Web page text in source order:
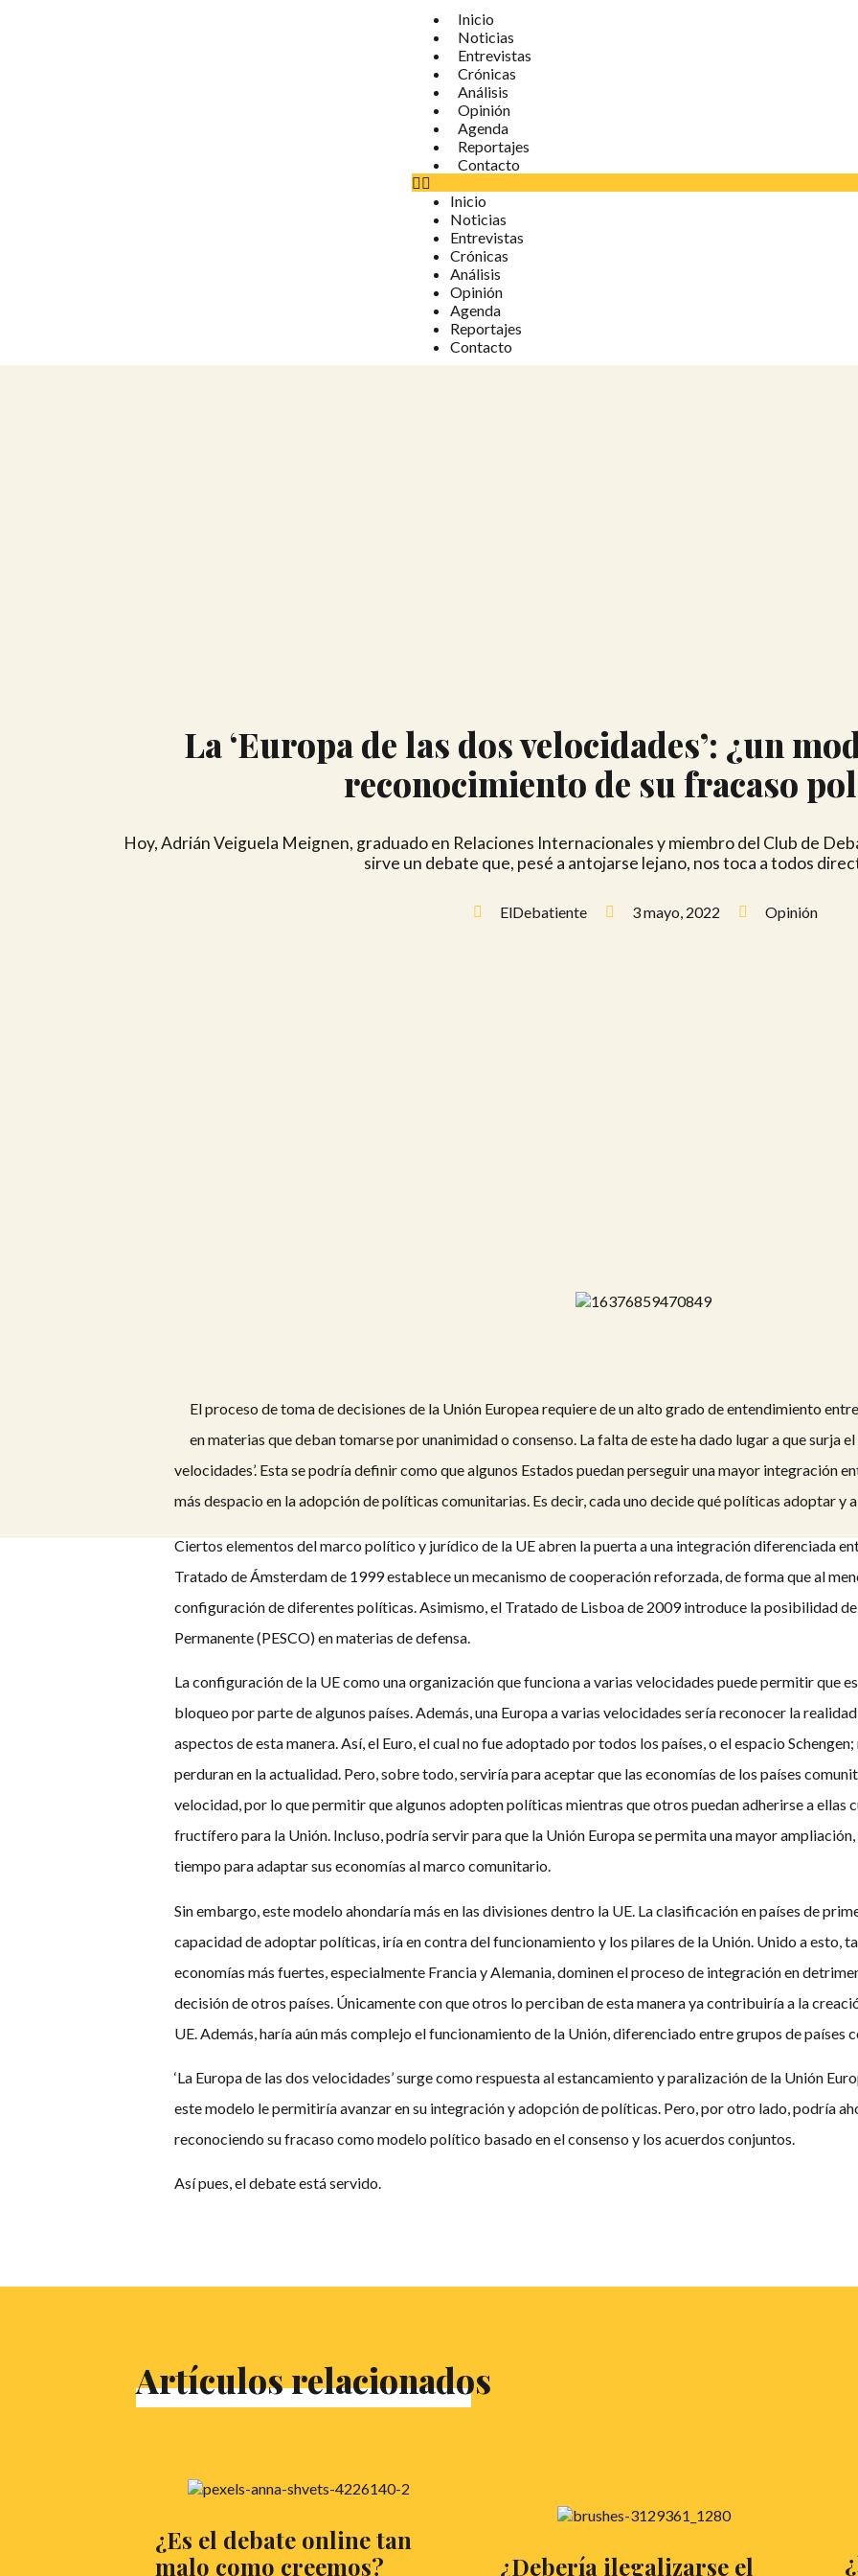
Inicio
Noticias
Entrevistas
Crónicas
Análisis
Opinión
Agenda
Reportajes
Contacto
Inicio
Noticias
Entrevistas
Crónicas
Análisis
Opinión
Agenda
Reportajes
Contacto
La ‘Europa de las dos velocidades’: ¿un
reconocimiento de su fracaso
Hoy, Adrián Veiguela Meignen, graduado en Relaciones Internacionales y miembro del Club de
sirve un debate que, pesé a antojarse lejano, nos toca a todos
ElDebatiente 3 mayo, 2022 Opinión
El proceso de toma de decisiones de la Unión Europea requiere de un alto grado de entendimiento
en materias que deban tomarse por unanimidad o consenso. La falta de este ha dado lugar a que surja
velocidades’. Esta se podría definir como que algunos Estados puedan perseguir una mayor integración
más despacio en la adopción de políticas comunitarias. Es decir, cada uno decide qué políticas adoptar y
Ciertos elementos del marco político y jurídico de la UE abren la puerta a una integración diferenciada
Tratado de Ámsterdam de 1999 establece un mecanismo de cooperación reforzada, de forma que al
configuración de diferentes políticas. Asimismo, el Tratado de Lisboa de 2009 introduce la posibilidad
Permanente (PESCO) en materias de defensa.
La configuración de la UE como una organización que funciona a varias velocidades puede permitir que
bloqueo por parte de algunos países. Además, una Europa a varias velocidades sería reconocer la
aspectos de esta manera. Así, el Euro, el cual no fue adoptado por todos los países, o el espacio
perduran en la actualidad. Pero, sobre todo, serviría para aceptar que las economías de los países
velocidad, por lo que permitir que algunos adopten políticas mientras que otros puedan adherirse a ellas
fructífero para la Unión. Incluso, podría servir para que la Unión Europa se permita una mayor
tiempo para adaptar sus economías al marco comunitario.
Sin embargo, este modelo ahondaría más en las divisiones dentro la UE. La clasificación en países de
capacidad de adoptar políticas, iría en contra del funcionamiento y los pilares de la Unión. Unido a esto,
economías más fuertes, especialmente Francia y Alemania, dominen el proceso de integración en
decisión de otros países. Únicamente con que otros lo perciban de esta manera ya contribuiría a la
UE. Además, haría aún más complejo el funcionamiento de la Unión, diferenciado entre grupos de países
‘La Europa de las dos velocidades’ surge como respuesta al estancamiento y paralización de la Unión
este modelo le permitiría avanzar en su integración y adopción de políticas. Pero, por otro lado, podría
reconociendo su fracaso como modelo político basado en el consenso y los acuerdos conjuntos.
Así pues, el debate está servido.
Artículos relacionados
¿Es el debate online tan
malo como creemos?
¿Debería ilegalizarse el